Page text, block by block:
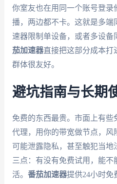
你室友也在用同一个账号登录
播，两边都不卡。这就是多端
速器限制单设备，或者多设备
茄加速器直接把这部分成本打
群体很友好。
避坑指南与长期
免费的东西最贵。市面上有些
代理，用你的带宽做节点，风
可能泄露隐私，甚至触犯当地
三点：有没有免费试用，能不
活。 番茄加速器提供24小时免